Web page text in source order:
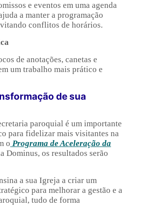
e eventos em uma agenda
a manter a programação
conflitos de horários.
de anotações, canetas e
um trabalho mais prático e
de sua
paroquial é um importante
para fidelizar mais visitantes na
o Programa de Aceleração da
Dominus, os resultados serão
a sua Igreja a criar um
para melhorar a gestão e a
tudo de forma